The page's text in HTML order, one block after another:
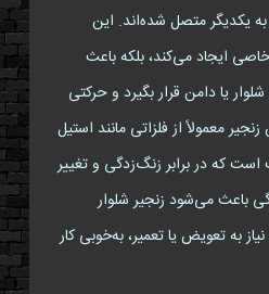
یکدیگر متصل شده‌اند. این
ایجاد می‌کند، بلکه باعث
یا دامن قرار بگیرد و حرکتی
معمولاً از فلزاتی مانند استیل
است که در برابر زنگ‌زدگی و تغییر
باعث می‌شود زنجیر شلوار
به تعویض یا تعمیر، به‌خوبی کار